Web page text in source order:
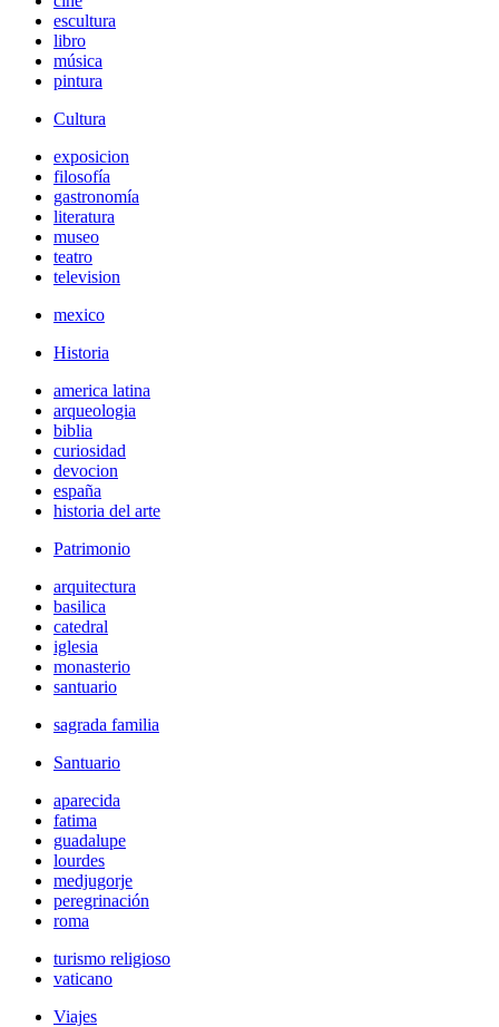
escultura
libro
música
pintura
Cultura
exposicion
filosofía
gastronomía
literatura
museo
teatro
television
mexico
Historia
america latina
arqueologia
biblia
curiosidad
devocion
españa
historia del arte
Patrimonio
arquitectura
basilica
catedral
iglesia
monasterio
santuario
sagrada familia
Santuario
aparecida
fatima
guadalupe
lourdes
medjugorje
peregrinación
roma
turismo religioso
vaticano
Viajes